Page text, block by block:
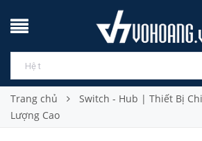
Trang chủ
Switch - Hub | Thiết Bị
Lượng Cao